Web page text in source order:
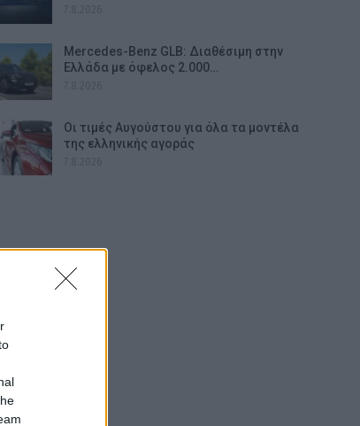
Mercedes-Benz GLB: Διαθέσιμη στην
Ελλάδα με όφελος 2.000…
Οι τιμές Αυγούστου για όλα τα μοντέλα
της ελληνικής αγοράς